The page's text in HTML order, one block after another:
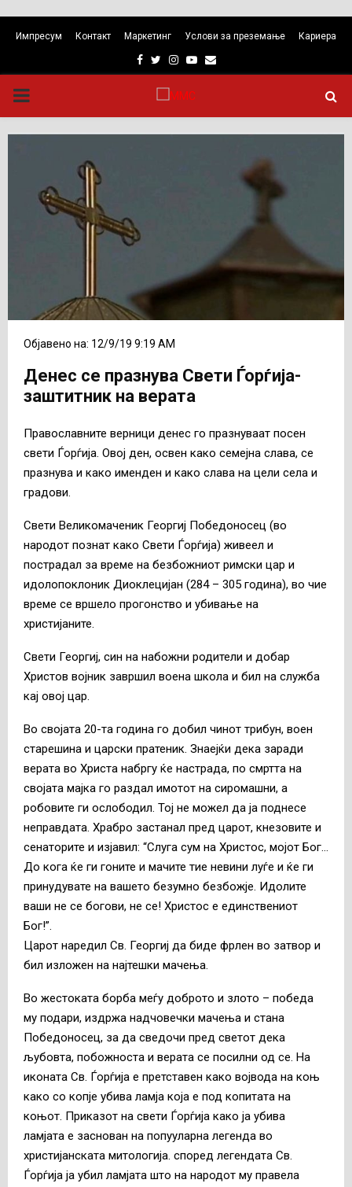
Импресум Контакт Маркетинг Услови за преземање Кариера
Facebook
TwitterInstagram
Youtube
Email
PRIMARY
MENU
Објавено на: 12/9/19 9:19 AM
Денес се празнува Свети Ѓорѓија-
заштитник на верата
Православните верници денес го празнуваат посен
свети Ѓорѓија. Овој ден, освен како семејна слава, се
празнува и како именден и како слава на цели села и
градови.
Свети Великомаченик Георгиј Победоносец (во
народот познат како Свети Ѓорѓија) живеел и
пострадал за време на безбожниот римски цар и
идолопоклоник Диоклецијан (284 – 305 година), во чие
време се вршело прогонство и убивање на
христијаните.
Свети Георгиј, син на набожни родители и добар
Христов војник завршил воена школа и бил на служба
кај овој цар.
Во својата 20-та година го добил чинот трибун, воен
старешина и царски пратеник. Знаејќи дека заради
верата во Христа набргу ќе настрада, по смртта на
својата мајка го раздал имотот на сиромашни, а
робовите ги ослободил. Тој не можел да ја поднесе
неправдата. Храбро застанал пред царот, кнезовите и
сенаторите и изјавил: “Слуга сум на Христос, мојот Бог…
До кога ќе ги гоните и мачите тие невини луѓе и ќе ги
принудувате на вашето безумно безбожје. Идолите
ваши не се богови, не се! Христос е единствениот
Бог!”.
Царот наредил Св. Георгиј да биде фрлен во затвор и
бил изложен на најтешки мачења.
Во жестоката борба меѓу доброто и злото – победа
му подари, издржа надчовечки мачења и стана
Победоносец, за да сведочи пред светот дека
љубовта, побожноста и верата се посилни од се. На
иконата Св. Ѓорѓија е претставен како војвода на коњ
како со копје убива ламја која е под копитата на
коњот. Приказот на свети Ѓорѓија како ја убива
ламјата е заснован на попууларна легенда во
христијанската митологија. според легендата Св.
Ѓорѓија ја убил ламјата што на народот му правела